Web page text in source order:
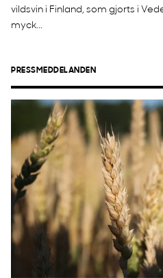
vildsvin i Finland, som gjorts i
myck...
PRESSMEDDELANDEN